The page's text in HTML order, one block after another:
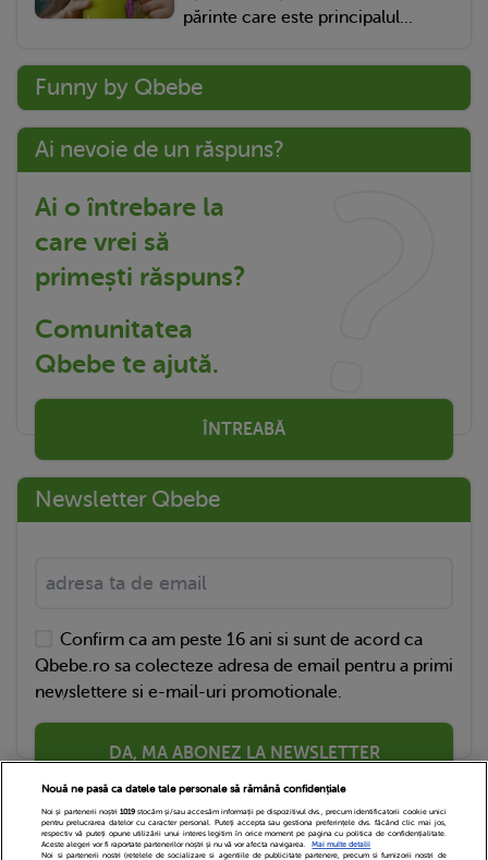
părinte care este principalul...
Funny by Qbebe
Ai nevoie de un răspuns?
Ai o întrebare la
care vrei să
primești răspuns?
Comunitatea
Qbebe te ajută.
ÎNTREABĂ
Newsletter Qbebe
Confirm ca am peste 16 ani si sunt de acord ca
Qbebe.ro sa colecteze adresa de email pentru a primi
newslettere si e-mail-uri promotionale.
DA, MA ABONEZ LA NEWSLETTER
Nouă ne pasă ca datele tale personale să rămână confidențiale
Noi și partenerii noștri 1019stocăm și/sau accesăm informații pe dispozitivul dvs., precum identificatorii cookie unici
pentru prelucrarea datelor cu caracter personal. Puteți accepta sau gestiona preferințele dvs. făcând clic mai jos,
respectiv vă puteți opune utilizării unui interes legitim în orice moment pe pagina cu politica de confidențialitate.
Aceste alegeri vor fi raportate partenerilor noștri și nu vă vor afecta navigarea.
Mai multe detalii
Noi si partenerii nostri (retelele de socializare si agentiile de publicitate partenere, precum si furnizorii nostri de